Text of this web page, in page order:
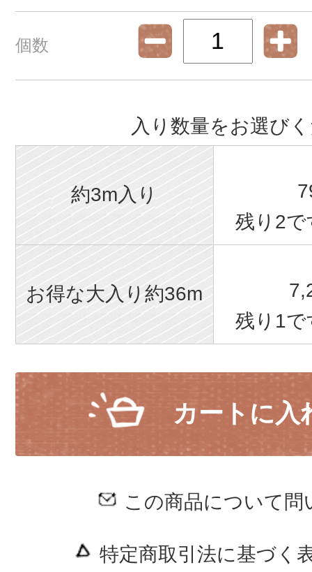
個数
入り数量をお選び
約3m入り
残り2
お得な大入り約36m
残り1
カートに入
この商品について問
特定商取引法に基づく